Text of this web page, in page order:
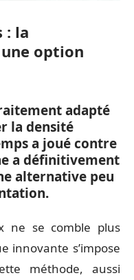
: la
option
adapté
la densité
a joué contre
a définitivement
alternative peu
ne se comble plus
innovante s’impose
méthode, aussi